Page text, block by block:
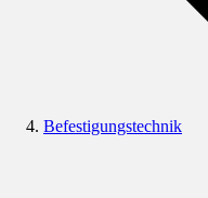
Befestigungstechnik